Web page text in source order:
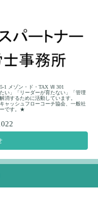
1 メゾン・ド・TAX Ⅶ 301
い」「リーダーが育たない」「管理
消するために活動しています。
ャッシュフローコーチ協会、一般社
です。★